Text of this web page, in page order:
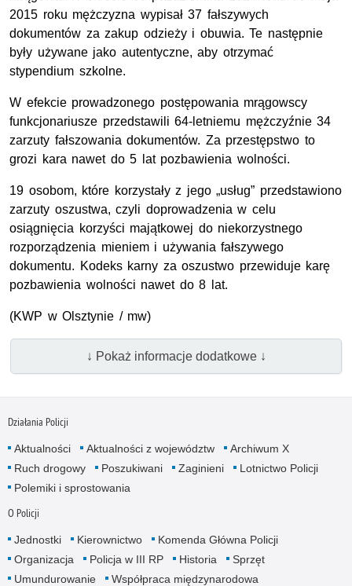
2015 roku mężczyzna wypisał 37 fałszywych
dokumentów za zakup odzieży i obuwia. Te następnie
były używane jako autentyczne, aby otrzymać
stypendium szkolne.
W efekcie prowadzonego postępowania mrągowscy
funkcjonariusze przedstawili 64-letniemu mężczyźnie 34
zarzuty fałszowania dokumentów. Za przestępstwo to
grozi kara nawet do 5 lat pozbawienia wolności.
19 osobom, które korzystały z jego „usług” przedstawiono
zarzuty oszustwa, czyli doprowadzenia w celu
osiągnięcia korzyści majątkowej do niekorzystnego
rozporządzenia mieniem i używania fałszywego
dokumentu. Kodeks karny za oszustwo przewiduje karę
pozbawienia wolności nawet do 8 lat.
(KWP w Olsztynie / mw)
↓ Pokaż informacje dodatkowe ↓
Działania Policji
Aktualności Aktualności z województw
Archiwum X
Ruch drogowy
Poszukiwani Zaginieni
Lotnictwo Policji
Polemiki i sprostowania
O Policji
Jednostki Kierownictwo
Komenda Główna Policji
Organizacja
Policja w III RP Historia
Sprzęt
Umundurowanie
Współpraca międzynarodowa